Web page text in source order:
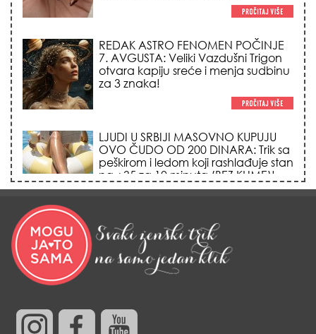
REDAK ASTRO FENOMEN POČINJE
7. AVGUSTA: Veliki Vazdušni Trigon
otvara kapiju sreće i menja sudbinu
za 3 znaka!
LJUDI U SRBIJI MASOVNO KUPUJU
OVO ČUDO OD 200 DINARA: Trik sa
peškirom i ledom koji rashlađuje stan
na +35 za 10 minuta (BEZ KLIME)!
DATUMI KOJI MENJAJU SUDBINU:
Ošišajte se OVIH dana u mesecu
ako želite da vam kosa raste kao iz
vode i privučete novu ljubav!
KREĆE SEZONA LAVA: 5 tajnih